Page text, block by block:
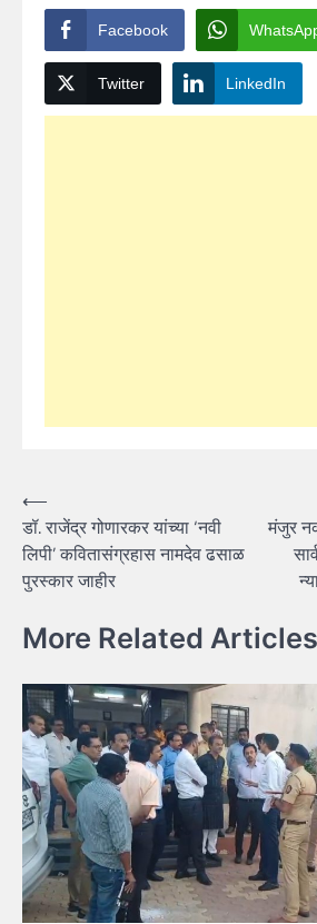
Facebook
Twitter LinkedIn
Post
navigation
⟵
डॉ. राजेंद्र गोणारकर यांच्या ‘नवी
लिपी’ कवितासंग्रहास नामदेव ढसाळ
पुरस्कार जाहीर
मंजुर
More Related Articles